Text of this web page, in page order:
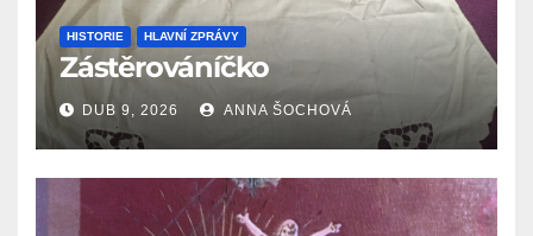
HISTORIE HLAVNÍ ZPRÁVY
Zástěrováníčko
DUB 9, 2026 ANNA ŠOCHOVÁ